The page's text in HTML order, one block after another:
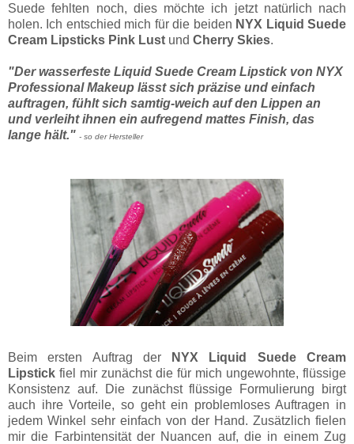
Suede fehlten noch, dies möchte ich jetzt natürlich nach
holen. Ich entschied mich für die beiden NYX Liquid Suede
Cream Lipsticks Pink Lust und Cherry Skies.
"Der wasserfeste Liquid Suede Cream Lipstick von NYX
Professional Makeup lässt sich präzise und einfach
auftragen, fühlt sich samtig-weich auf den Lippen an
und verleiht ihnen ein aufregend mattes Finish, das
lange hält." - so der Hersteller
Beim ersten Auftrag der
NYX Liquid Suede Cream
Lipstick fiel mir zunächst die für mich ungewohnte, flüssige
Konsistenz auf. Die zunächst flüssige Formulierung birgt
auch ihre Vorteile, so geht ein problemloses Auftragen in
jedem Winkel sehr einfach von der Hand. Zusätzlich fielen
mir die Farbintensität der Nuancen auf, die in einem Zug